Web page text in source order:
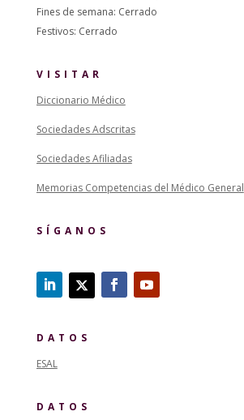
Fines de semana: Cerrado
Festivos: Cerrado
VISITAR
Diccionario Médico
Sociedades Adscritas
Sociedades Afiliadas
Memorias Competencias del Médico General
SÍGANOS
DATOS
ESAL
DATOS